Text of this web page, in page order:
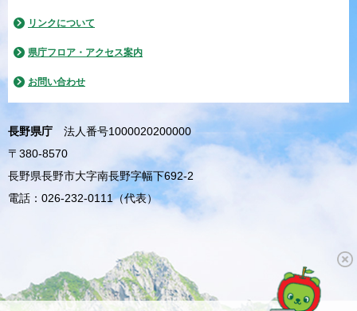
リンクについて
県庁フロア・アクセス案内
お問い合わせ
長野県庁
法人番号1000020200000
〒380-8570
長野県長野市大字南長野字幅下692-2
電話：026-232-0111（代表）